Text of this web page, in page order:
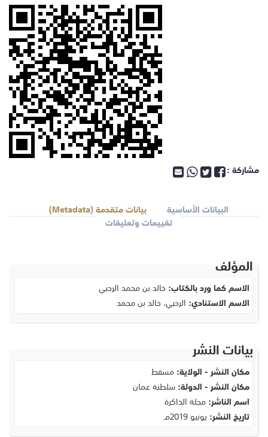
مشاركة :
البيانات الأساسية
بيانات متقدمة (Metadata)
تقييمات وتعليقات
المؤلف
الاسم كما ورد بالكتاب: خالد بن محمد الرحبي
الاسم الاستنادي: الرحبي، خالد بن محمد
بيانات النشر
مكان النشر - الولاية:مسقط
مكان النشر - الدولة:سلطنة عمان
اسم الناشر:مجلة الذاكرة
تاريخ النشر: يونيو 2019مـ